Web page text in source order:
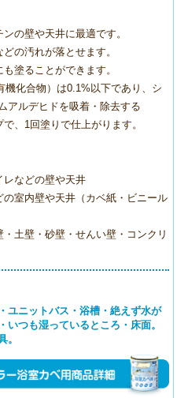
の壁や天井に最適です。
の汚れが落とせます。
塗ることができます。
機化合物）は0.1%以下であり、シ
アルデヒドを吸着・除去する
、1回塗りで仕上がります。
レなどの壁や天井
室内壁や天井（カベ紙・ビニール
土壁・砂壁・せんい壁・コンクリ
ユニットバス・浴槽・絶えず水が
つも湿っているところ・床面。
。